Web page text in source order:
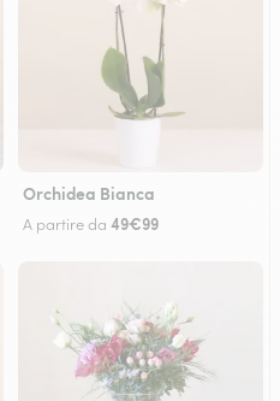
Orchidea Bianca
A partire da 49€99